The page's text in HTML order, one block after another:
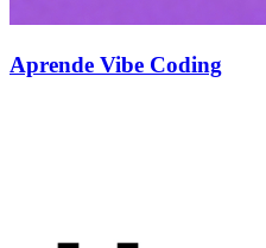
Aprende Vibe Coding